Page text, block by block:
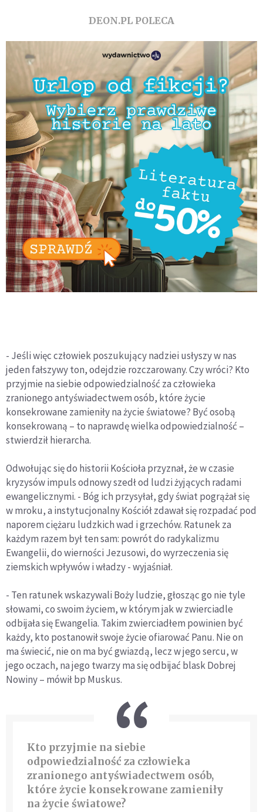
DEON.PL POLECA
- Jeśli więc człowiek poszukujący nadziei usłyszy w nas
jeden fałszywy ton, odejdzie rozczarowany. Czy wróci? Kto
przyjmie na siebie odpowiedzialność za człowieka
zranionego antyświadectwem osób, które życie
konsekrowane zamieniły na życie światowe? Być osobą
konsekrowaną – to naprawdę wielka odpowiedzialność –
stwierdził hierarcha.
Odwołując się do historii Kościoła przyznał, że w czasie
kryzysów impuls odnowy szedł od ludzi żyjących radami
ewangelicznymi. - Bóg ich przysyłał, gdy świat pogrążał się
w mroku, a instytucjonalny Kościół zdawał się rozpadać pod
naporem ciężaru ludzkich wad i grzechów. Ratunek za
każdym razem był ten sam: powrót do radykalizmu
Ewangelii, do wierności Jezusowi, do wyrzeczenia się
ziemskich wpływów i władzy - wyjaśniał.
- Ten ratunek wskazywali Boży ludzie, głosząc go nie tyle
słowami, co swoim życiem, w którym jak w zwierciadle
odbijała się Ewangelia. Takim zwierciadłem powinien być
każdy, kto postanowił swoje życie ofiarować Panu. Nie on
ma świecić, nie on ma być gwiazdą, lecz w jego sercu, w
jego oczach, na jego twarzy ma się odbijać blask Dobrej
Nowiny – mówił bp Muskus.
Kto przyjmie na siebie
odpowiedzialność za człowieka
zranionego antyświadectwem osób,
które życie konsekrowane zamieniły
na życie światowe?